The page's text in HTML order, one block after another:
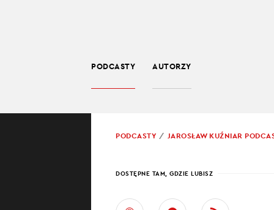
PODCASTY AUTORZY
PROWADZĄCY:
PODCASTY
JAROSŁAW KUŹNIAR
DOSTĘPNE TAM, GDZIE LUBISZ